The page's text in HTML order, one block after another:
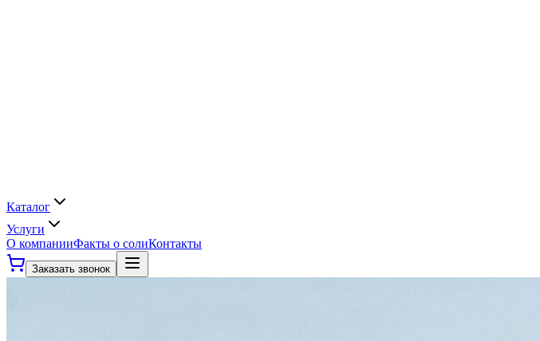
Каталог
Услуги
О компанииФакты о солиКонтакты
Заказать звонок